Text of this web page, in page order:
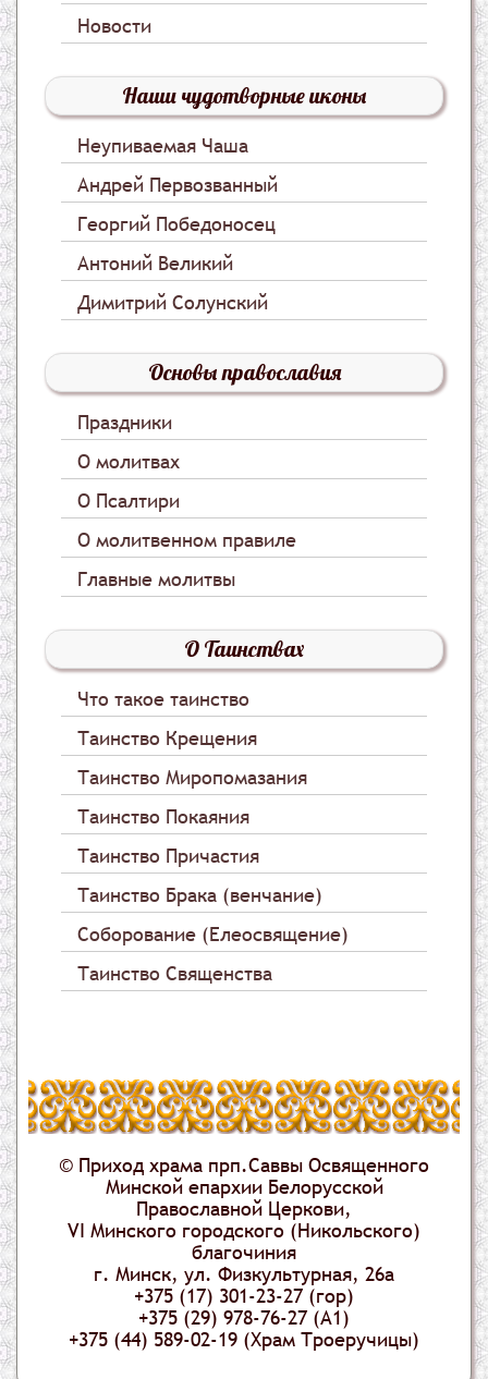
Новости
Наши чудотворные иконы
Неупиваемая Чаша
Андрей Первозванный
Георгий Победоносец
Антоний Великий
Димитрий Солунский
Основы православия
Праздники
О молитвах
О Псалтири
О молитвенном правиле
Главные молитвы
О Таинствах
Что такое таинство
Таинство Крещения
Таинство Миропомазания
Таинство Покаяния
Таинство Причастия
Таинство Брака (венчание)
Соборование (Елеосвящение)
Таинство Священства
© Приход храма прп.Саввы Освященного
Минской епархии Белорусской
Православной Церкови,
VI Минского городского (Никольского)
благочиния
г. Минск, ул. Физкультурная, 26а
+375 (17) 301-23-27 (гор)
+375 (29) 978-76-27 (А1)
+375 (44) 589-02-19 (Храм Троеручицы)